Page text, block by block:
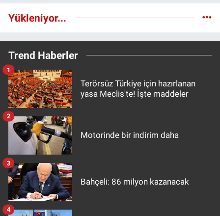
Yükleniyor...
Trend Haberler
Terörsüz Türkiye için hazırlanan
yasa Meclis'te! İşte maddeler
1
Motorinde bir indirim daha
2
Bahçeli: 86 milyon kazanacak
3
4